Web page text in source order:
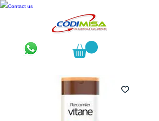
Contact us